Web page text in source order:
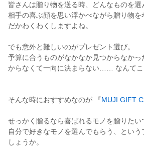
皆さんは贈り物を送る時、どんなものを選
相手の喜ぶ顔を思い浮かべながら贈り物
だかわくわくしますよね。
でも意外と難しいのがプレゼント選び。
予算に合うものがなかなか見つからなか
からなくて一向に決まらない…… なんてこ
そんな時におすすめなのが 『MUJI GIFT
せっかく贈るなら喜ばれるモノを贈りたい
自分で好きなモノを選んでもらう、とい
しょうか。